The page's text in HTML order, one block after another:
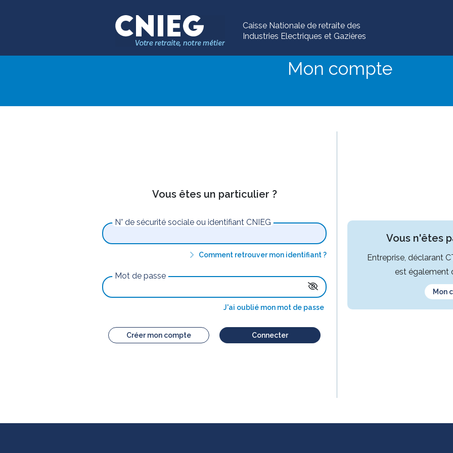
Caisse Nationale de retraite des
Industries Electriques et Gazières
Mon compte
Vous êtes un particulier ?
N° de sécurité sociale ou identifiant CNIEG
Comment retrouver mon identifiant ?
Mot de passe
J'ai oublié mon mot de passe
Créer mon compte Connecter
Vous n'êtes
Entreprise, déclarant
est également
Mon